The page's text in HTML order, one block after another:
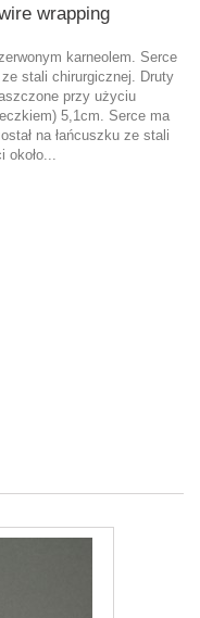
wrapping
karneolem. Serce
stali chirurgicznej. Druty
przy użyciu
5,1cm. Serce ma
na łańcuszku ze stali
około...